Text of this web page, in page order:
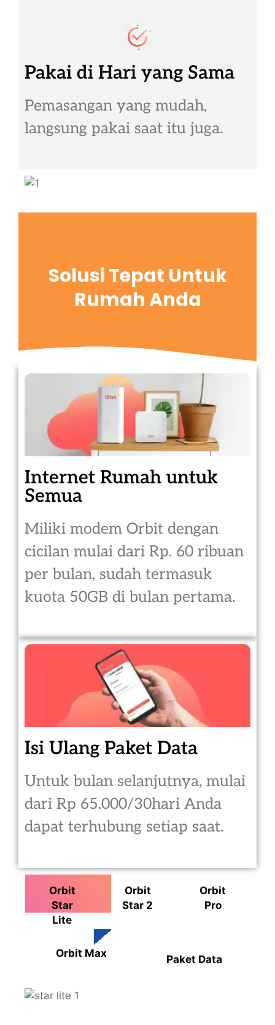
Pakai di Hari yang Sama
Pemasangan yang mudah,
langsung pakai saat itu juga.
Solusi Tepat Untuk
Rumah Anda
Internet Rumah untuk
Semua
Miliki modem Orbit dengan
cicilan mulai dari Rp. 60 ribuan
per bulan, sudah termasuk
kuota 50GB di bulan pertama.
Isi Ulang Paket Data
Untuk bulan selanjutnya, mulai
dari Rp 65.000/30hari Anda
dapat terhubung setiap saat.
Orbit
Star
Lite
Orbit
Star 2
Orbit
Pro
Orbit Max Paket Data